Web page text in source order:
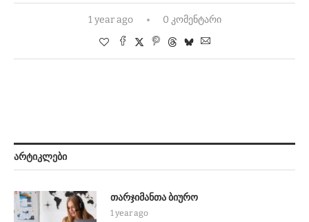
1 year ago 0 კომენტარი
ᲐᲠᲢᲘᲙᲚᲔᲑᲘ
თარჯიმანთა ბიურო
1 year ago